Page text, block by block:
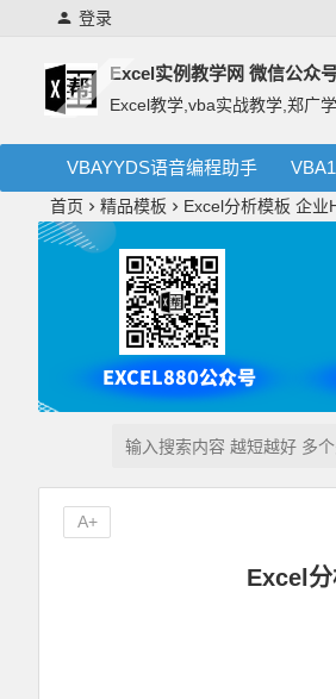
登录
Excel实例教学网 微信公众
Excel教学,vba实战教学,郑广
VBAYYDS语音编程助手
首页 精品模板 Excel分析模板 企业
Excel
A+